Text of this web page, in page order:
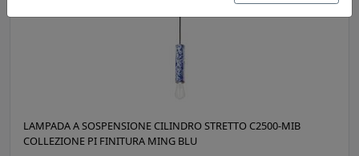
LAMPADA A SOSPENSIONE CILINDRO STRETTO C2500-MIB
COLLEZIONE PI FINITURA MING BLU